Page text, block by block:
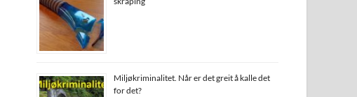
Miljøkriminalitet. Når er det greit å kalle det
for det?